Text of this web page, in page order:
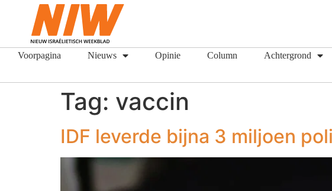
Voorpagina Nieuws Opinie Column Achtergrond
Tag: vaccin
IDF leverde bijna 3 miljoen